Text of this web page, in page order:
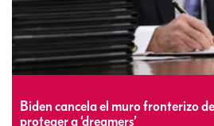
Biden cancela el muro fronterizo
proteger a ‘dreamers’